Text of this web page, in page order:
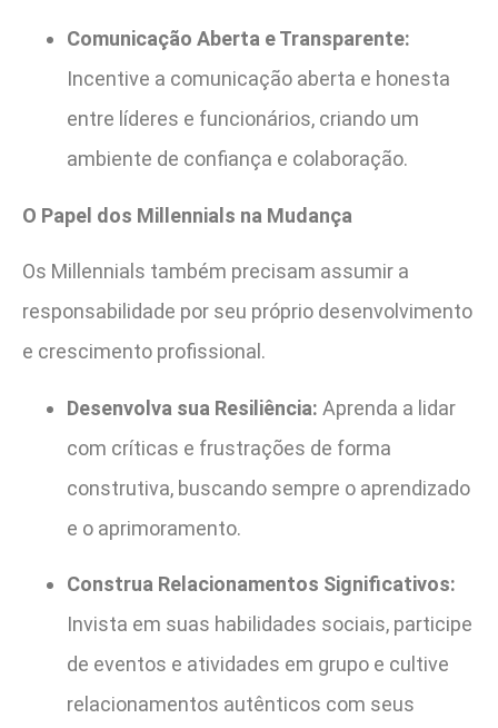
Comunicação Aberta e Transparente:
Incentive a comunicação aberta e honesta
entre líderes e funcionários, criando um
ambiente de confiança e colaboração.
O Papel dos Millennials na Mudança
Os Millennials também precisam assumir a
responsabilidade por seu próprio desenvolvimento
e crescimento profissional.
Desenvolva sua Resiliência: Aprenda a lidar
com críticas e frustrações de forma
construtiva, buscando sempre o aprendizado
e o aprimoramento.
Construa Relacionamentos Significativos:
Invista em suas habilidades sociais, participe
de eventos e atividades em grupo e cultive
relacionamentos autênticos com seus